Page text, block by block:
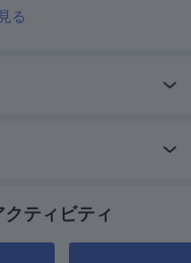
る
ティビティ